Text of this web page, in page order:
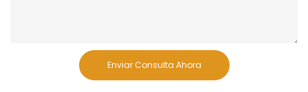
Enviar Consulta Ahora